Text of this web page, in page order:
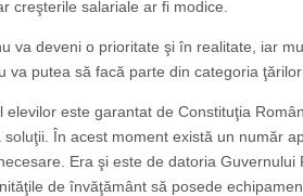
creşterile salariale ar fi modice.
va deveni o prioritate şi în realitate, iar
va putea să facă parte din categoria
elevilor este garantat de Constituţia
În acest moment există un număr
Era şi este de datoria
de învăţământ să posede